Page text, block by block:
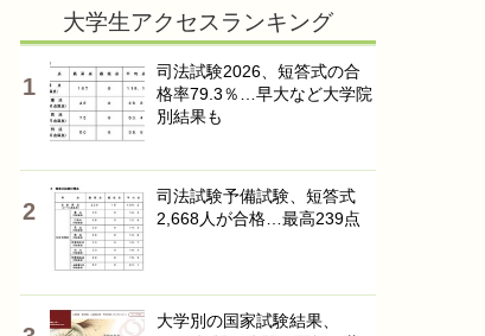
大学生アクセスランキング
司法試験2026、短答式の合
格率79.3％…早大など大学院
別結果も
司法試験予備試験、短答式
2,668人が合格…最高239点
大学別の国家試験結果、